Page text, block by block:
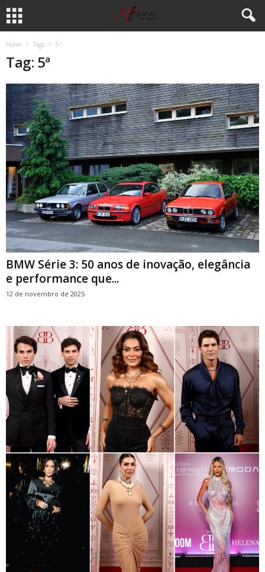
Home Tags 5ª
Tag: 5ª
BMW Série 3: 50 anos de inovação, elegância
e performance que...
12 de novembro de 2025